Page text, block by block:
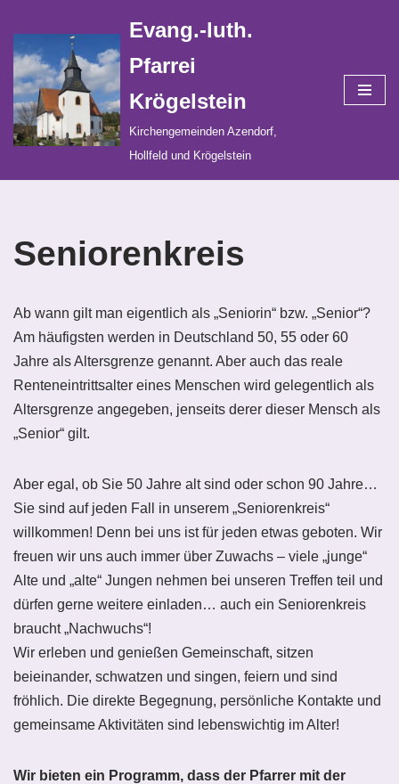
Zum
Inhalt
springen
Evang.-luth.
Pfarrei
Krögelstein
Kirchengemeinden Azendorf,
Hollfeld und Krögelstein
Seniorenkreis
Ab wann gilt man eigentlich als „Seniorin“ bzw. „Senior“?
Am häufigsten werden in Deutschland 50, 55 oder 60
Jahre als Altersgrenze genannt. Aber auch das reale
Renteneintrittsalter eines Menschen wird gelegentlich als
Altersgrenze angegeben, jenseits derer dieser Mensch als
„Senior“ gilt.
Aber egal, ob Sie 50 Jahre alt sind oder schon 90 Jahre…
Sie sind auf jeden Fall in unserem „Seniorenkreis“
willkommen! Denn bei uns ist für jeden etwas geboten. Wir
freuen wir uns auch immer über Zuwachs – viele „junge“
Alte und „alte“ Jungen nehmen bei unseren Treffen teil und
dürfen gerne weitere einladen… auch ein Seniorenkreis
braucht „Nachwuchs“!
Wir erleben und genießen Gemeinschaft, sitzen
beieinander, schwatzen und singen, feiern und sind
fröhlich. Die direkte Begegnung, persönliche Kontakte und
gemeinsame Aktivitäten sind lebenswichtig im Alter!
Wir bieten ein Programm, dass der Pfarrer mit der